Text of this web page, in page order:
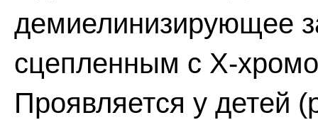
демиелинизирующее
сцепленным с Х-
Проявляется у детей